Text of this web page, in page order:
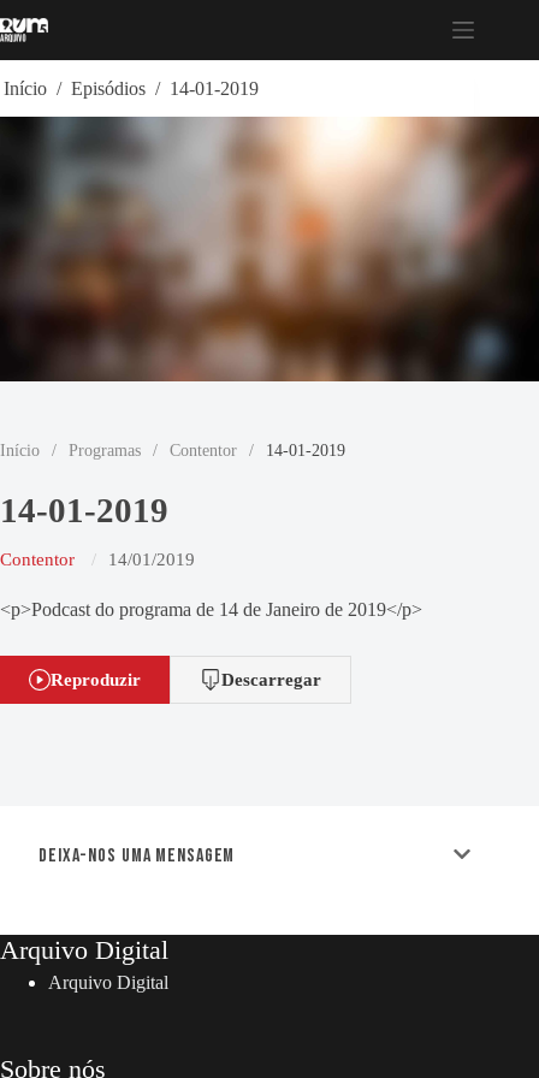
para
Início / Episódios / 14-01-2019
Início / Programas / Contentor / 14-01-2019
14-01-2019
Contentor 14/01/2019
<p>Podcast do programa de 14 de Janeiro de 2019</p>
Reproduzir Descarregar
Deixa-nos uma mensagem
Arquivo Digital
Arquivo Digital
Sobre nós